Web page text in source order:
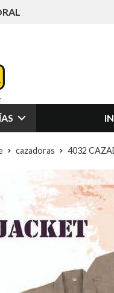
cazadoras 4032